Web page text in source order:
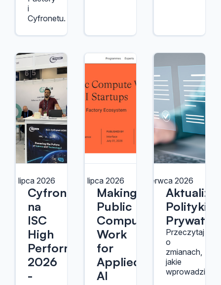
i
Cyfronetu.
6 lipca 2026
Cyfronet
na
ISC
High
Performance
2026
-
1 lipca 2026
Making
Public
Compute
Work
for
Applied
AI
17 czerwca 2026
Polityki
Przeczytaj
o
zmianach,
jakie